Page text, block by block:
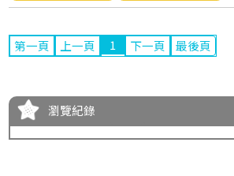
第一頁 上一頁 1 下一頁 最後頁
瀏覽紀錄